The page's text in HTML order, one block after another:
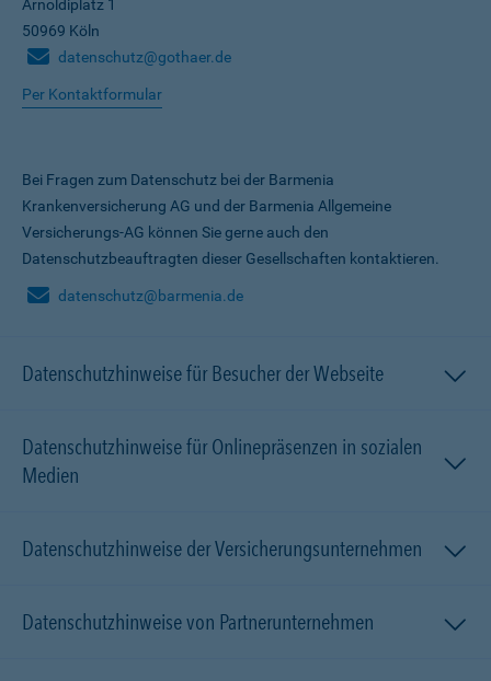
Arnoldiplatz 1
50969 Köln
datenschutz@gothaer.de
Per Kontaktformular
Bei Fragen zum Datenschutz bei der Barmenia
Krankenversicherung AG und der Barmenia Allgemeine
Versicherungs-AG können Sie gerne auch den
Datenschutzbeauftragten dieser Gesellschaften kontaktieren.
datenschutz@barmenia.de
Datenschutzhinweise für Besucher der Webseite
Datenschutzhinweise für Onlinepräsenzen in sozialen
Medien
Datenschutzhinweise der Versicherungsunternehmen
Datenschutzhinweise von Partnerunternehmen